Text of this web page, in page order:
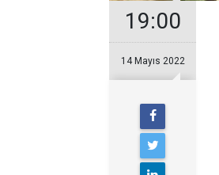
19:00
14 Mayıs 2022